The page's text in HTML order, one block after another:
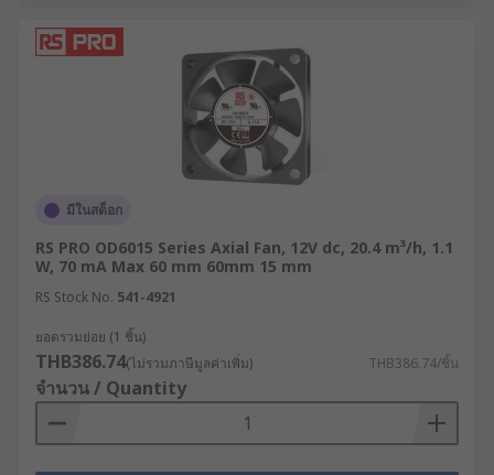
มีในสต็อก
RS PRO OD6015 Series Axial Fan, 12V dc, 20.4 m³/h, 1.1
W, 70 mA Max 60 mm 60mm 15 mm
RS Stock No. 541-4921
ยอดรวมย่อย (1 ชิ้น)
THB386.74(ไม่รวมภาษีมูลค่าเพิ่ม) THB386.74/ชิ้น
จำนวน / Quantity